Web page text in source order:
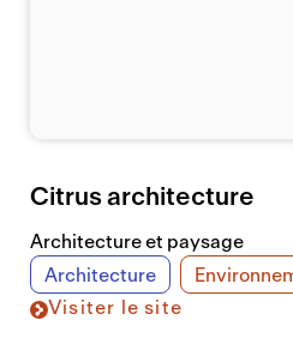
Citrus architecture
Architecture et paysage
Architecture
Visiter le site